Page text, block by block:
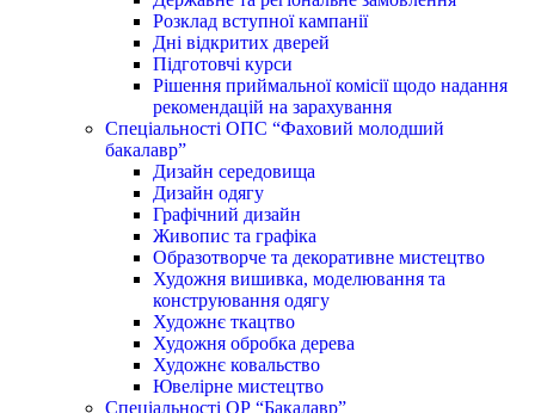
Розклад вступної кампанії
Дні відкритих дверей
Підготовчі курси
Рішення приймальної комісії щодо надання
рекомендацій на зарахування
Спеціальності ОПС “Фаховий молодший
бакалавр”
Дизайн середовища
Дизайн одягу
Графічний дизайн
Живопис та графіка
Образотворче та декоративне мистецтво
Художня вишивка, моделювання та
конструювання одягу
Художнє ткацтво
Художня обробка дерева
Художнє ковальство
Ювелірне мистецтво
Спеціальності ОР “Бакалавр”